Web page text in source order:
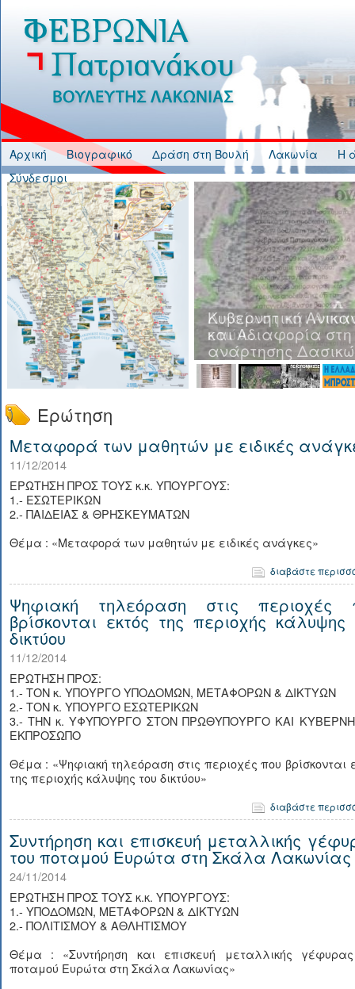
Αρχική Βιογραφικό Δράση στη Βουλή Λακωνία
Η
Σύνδεσμοι
Κυβερνητική
και Αδιαφορία
ανάρτησης
Ερώτηση
Μεταφορά των μαθητών με ειδικές
11/12/2014
ΕΡΩΤΗΣΗ ΠΡΟΣ ΤΟΥΣ κ.κ. ΥΠΟΥΡΓΟΥΣ:
1.- ΕΣΩΤΕΡΙΚΩΝ
2.- ΠΑΙΔΕΙΑΣ & ΘΡΗΣΚΕΥΜΑΤΩΝ
Θέμα : «Μεταφορά των μαθητών με ειδικές ανάγκες»
διαβάστε
Ψηφιακή τηλεόραση στις περιοχές
βρίσκονται εκτός της περιοχής κάλυψης
δικτύου
11/12/2014
ΕΡΩΤΗΣΗ ΠΡΟΣ:
1.- ΤΟN κ. ΥΠΟΥΡΓΟ ΥΠΟΔΟΜΩΝ, ΜΕΤΑΦΟΡΩΝ & ΔΙΚΤΥΩΝ
2.- ΤΟΝ κ. ΥΠΟΥΡΓΟ ΕΣΩΤΕΡΙΚΩΝ
3.- ΤΗΝ κ. ΥΦΥΠΟΥΡΓΟ ΣΤΟΝ ΠΡΩΘΥΠΟΥΡΓΟ ΚΑΙ
ΕΚΠΡΟΣΩΠΟ
Θέμα : «Ψηφιακή τηλεόραση στις περιοχές που βρίσκονται
της περιοχής κάλυψης του δικτύου»
διαβάστε
Συντήρηση και επισκευή μεταλλικής
του ποταμού Ευρώτα στη Σκάλα Λακωνίας
24/11/2014
ΕΡΩΤΗΣΗ ΠΡΟΣ ΤΟΥΣ κ.κ. ΥΠΟΥΡΓΟΥΣ:
1.- ΥΠΟΔΟΜΩΝ, ΜΕΤΑΦΟΡΩΝ & ΔΙΚΤΥΩΝ
2.- ΠΟΛΙΤΙΣΜΟΥ & ΑΘΛΗΤΙΣΜΟΥ
Θέμα : «Συντήρηση και επισκευή μεταλλικής
ποταμού Ευρώτα στη Σκάλα Λακωνίας»